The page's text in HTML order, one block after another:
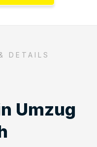
DETAILS
Umzug